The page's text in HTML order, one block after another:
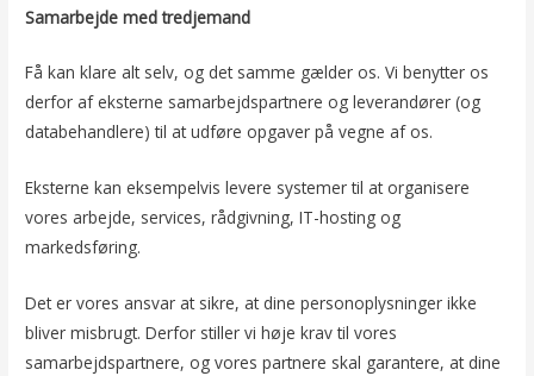
Samarbejde med tredjemand
Få kan klare alt selv, og det samme gælder os. Vi benytter os
derfor af eksterne samarbejdspartnere og leverandører (og
databehandlere) til at udføre opgaver på vegne af os.
Eksterne kan eksempelvis levere systemer til at organisere
vores arbejde, services, rådgivning, IT-hosting og
markedsføring.
Det er vores ansvar at sikre, at dine personoplysninger ikke
bliver misbrugt. Derfor stiller vi høje krav til vores
samarbejdspartnere, og vores partnere skal garantere, at dine